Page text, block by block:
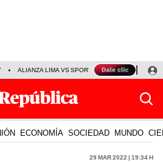
ALIANZA LIMA VS SPORT BOYS JORGE
ECONOMÍA SOCIEDAD MUNDO
29 Mar 2022 | 19:34 h